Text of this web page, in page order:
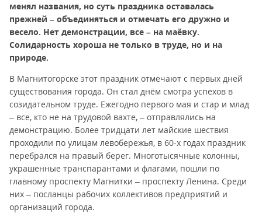
менял названия, но суть праздника оставалась
прежней – объединяться и отмечать его дружно и
весело. Нет демонстрации, все – на маёвку.
Солидарность хороша не только в труде, но и на
природе.
В Магнитогорске этот праздник отмечают с первых дней
существования города. Он стал днём смотра успехов в
созидательном труде. Ежегодно первого мая и стар и млад
– все, кто не на трудовой вахте, – отправлялись на
демонстрацию. Более тридцати лет майские шествия
проходили по улицам левобережья, в 60-х годах праздник
перебрался на правый берег. Многотысячные колонны,
украшенные транспарантами и флагами, пошли по
главному проспекту Магнитки – проспекту Ленина. Среди
них – посланцы рабочих коллективов предприятий и
организаций города.